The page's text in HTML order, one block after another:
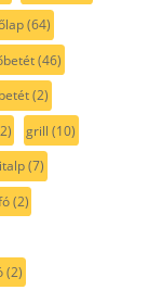
(64)
(46)
(2)
grill (10)
(7)
(2)
(2)